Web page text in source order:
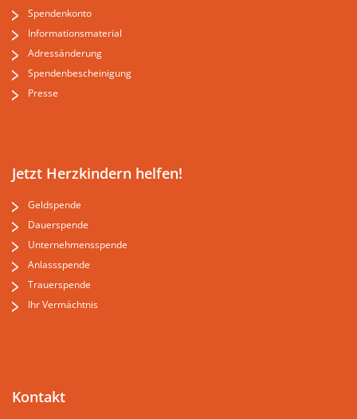
Spendenkonto
Informationsmaterial
Adressänderung
Spendenbescheinigung
Presse
Jetzt Herzkindern helfen!
Geldspende
Dauerspende
Unternehmensspende
Anlassspende
Trauerspende
Ihr Vermächtnis
Kontakt